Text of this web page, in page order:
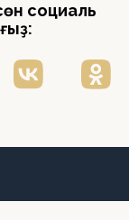
социаль